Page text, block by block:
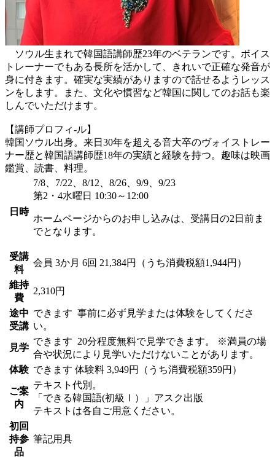
ソウル生まれで韓国語講師歴23年のベテランです。ボイス
トレーナーでもある長所を活かして、きれいで正確な発音が
身に付きます。確実な実績がありますので話せるようレッス
ンをします。また、文化や慣習など韓国に関してのお話も楽
しんでいただけます。
【講師プロフィ-ル】
韓国ソウル出身。来日30年を超える音大卒のヴォイストレー
ナー歴と韓国語講師歴18年の実績と経験を持つ。趣味は映画
鑑賞、読書、料理。
日時
7/8、7/22、8/12、8/26、9/9、9/23
第2・4水曜日 10:30～12:00
ホームページからのお申し込みは、受講日の2日前ま
でとなります。
受講
料
会員 3か月 6回 21,384円（うち消費税額1,944円）
維持
費
2,310円
途中
受講
できます 事前に必ず見学または体験をしてくださ
い。
見学
できます 20分程度無料で見学できます。 ※満員の場
合や状況により見学いただけないことがあります。
体験 できます 体験料 3,949円（うち消費税額359円）
ご案
内
テキスト代別。
「できる韓国語(初級Ⅰ）」アスク出版
テキストは各自ご用意ください。
初回
持参
品
筆記用具